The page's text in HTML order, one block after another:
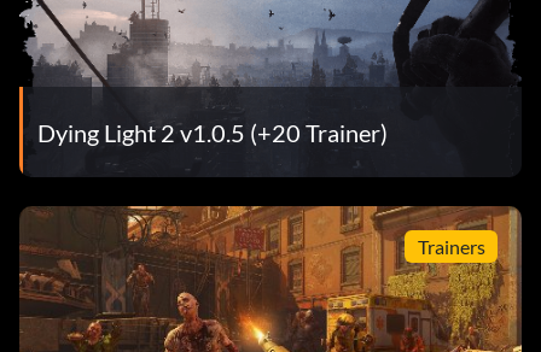
Dying Light 2 v1.0.5 (+20 Trainer)
Trainers